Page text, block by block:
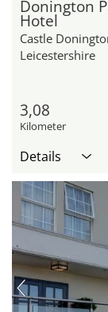
Donington
Hotel
Castle
Leicestershire
3,08
Kilometer
Details